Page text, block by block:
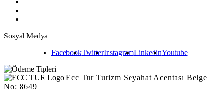
Sosyal Medya
FacebookTwitterInstagramLinkedinYoutube
Ecc Tur Turizm Seyahat Acentası Belge
No: 8649